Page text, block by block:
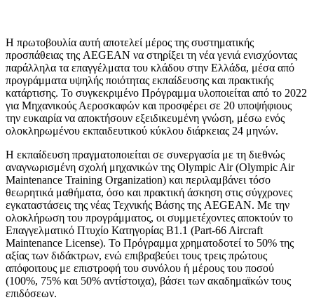
Η πρωτοβουλία αυτή αποτελεί μέρος της συστηματικής
προσπάθειας της AEGEAN να στηρίξει τη νέα γενιά ενισχύοντας
παράλληλα τα επαγγέλματα του κλάδου στην Ελλάδα, μέσα από
προγράμματα υψηλής ποιότητας εκπαίδευσης και πρακτικής
κατάρτισης. Το συγκεκριμένο Πρόγραμμα υλοποιείται από το 2022
για Μηχανικούς Αεροσκαφών και προσφέρει σε 20 υποψήφιους
την ευκαιρία να αποκτήσουν εξειδικευμένη γνώση, μέσω ενός
ολοκληρωμένου εκπαιδευτικού κύκλου διάρκειας 24 μηνών.
Η εκπαίδευση πραγματοποιείται σε συνεργασία με τη διεθνώς
αναγνωρισμένη σχολή μηχανικών της Olympic Air (Olympic Air
Maintenance Training Organization) και περιλαμβάνει τόσο
θεωρητικά μαθήματα, όσο και πρακτική άσκηση στις σύγχρονες
εγκαταστάσεις της νέας Τεχνικής Βάσης της AEGEAN. Με την
ολοκλήρωση του προγράμματος, οι συμμετέχοντες αποκτούν το
Επαγγελματικό Πτυχίο Κατηγορίας Β1.1 (Part-66 Aircraft
Maintenance License). Το Πρόγραμμα χρηματοδοτεί το 50% της
αξίας των διδάκτρων, ενώ επιβραβεύει τους τρεις πρώτους
απόφοιτους με επιστροφή του συνόλου ή μέρους του ποσού
(100%, 75% και 50% αντίστοιχα), βάσει των ακαδημαϊκών τους
επιδόσεων.